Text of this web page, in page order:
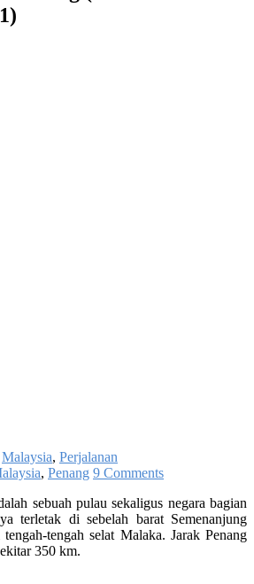
Malaysia, Perjalanan
, Penang 9 Comments
sebuah pulau sekaligus negara bagian
terletak di sebelah barat Semenanjung
tengah selat Malaka. Jarak Penang
350 km.